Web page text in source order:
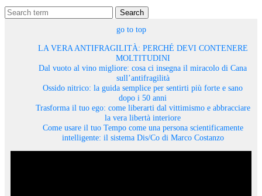
Search
go to top
LA VERA ANTIFRAGILITÀ: PERCHÉ DEVI CONTENERE
MOLTITUDINI
Dal vuoto al vino migliore: cosa ci insegna il miracolo di Cana
sull’antifragilità
Ossido nitrico: la guida semplice per sentirti più forte e sano
dopo i 50 anni
Trasforma il tuo ego: come liberarti dal vittimismo e abbracciare
la vera libertà interiore
Come usare il tuo Tempo come una persona scientificamente
intelligente: il sistema Dis/Co di Marco Costanzo